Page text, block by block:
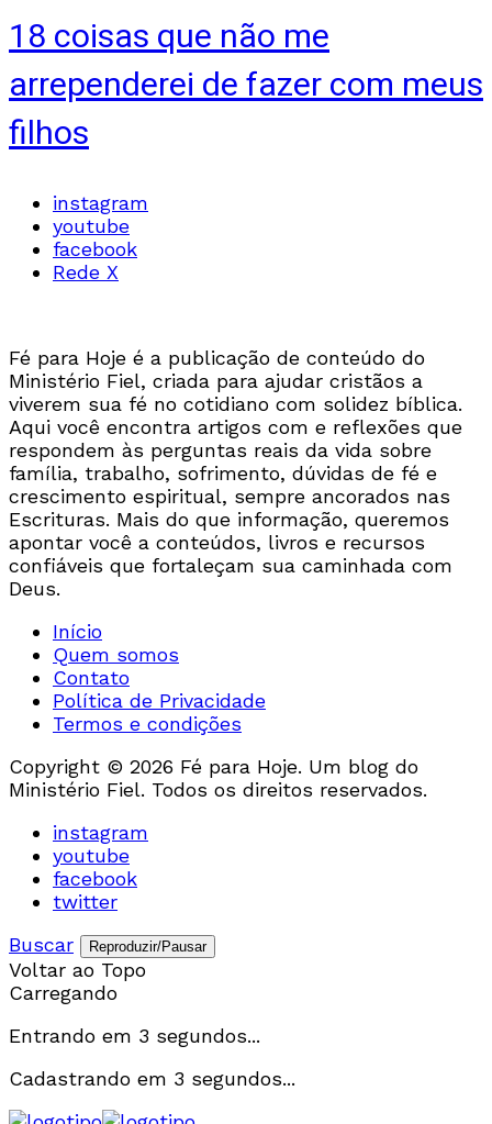
18 coisas que não me
arrependerei de fazer com meus
filhos
instagram
youtube
facebook
Rede X
Fé para Hoje é a publicação de conteúdo do
Ministério Fiel, criada para ajudar cristãos a
viverem sua fé no cotidiano com solidez bíblica.
Aqui você encontra artigos com e reflexões que
respondem às perguntas reais da vida sobre
família, trabalho, sofrimento, dúvidas de fé e
crescimento espiritual, sempre ancorados nas
Escrituras. Mais do que informação, queremos
apontar você a conteúdos, livros e recursos
confiáveis que fortaleçam sua caminhada com
Deus.
Início
Quem somos
Contato
Política de Privacidade
Termos e condições
Copyright © 2026 Fé para Hoje. Um blog do
Ministério Fiel. Todos os direitos reservados.
instagram
youtube
facebook
twitter
Buscar
Reproduzir/Pausar
Voltar ao Topo
Carregando
Entrando em 3 segundos...
Cadastrando em 3 segundos...